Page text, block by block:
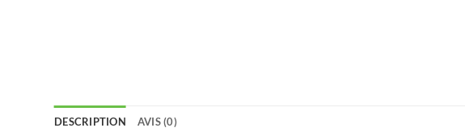
DESCRIPTION AVIS (0)